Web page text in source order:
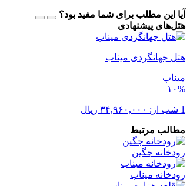
آیا این مطلب برای شما مفید بود؟
هتل‌های پیشنهادی
هتل جهانگردی میناب
میناب
۱۰%
1 شب از: ۳۴,۹۶۰,۰۰۰ ریال
مطالب مرتبط
رودخانه جگین
رودخانه میناب